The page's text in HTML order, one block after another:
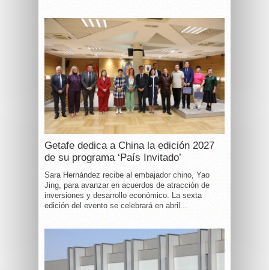
Getafe dedica a China la edición 2027
de su programa ‘País Invitado’
Sara Hernández recibe al embajador chino, Yao
Jing, para avanzar en acuerdos de atracción de
inversiones y desarrollo económico. La sexta
edición del evento se celebrará en abril...